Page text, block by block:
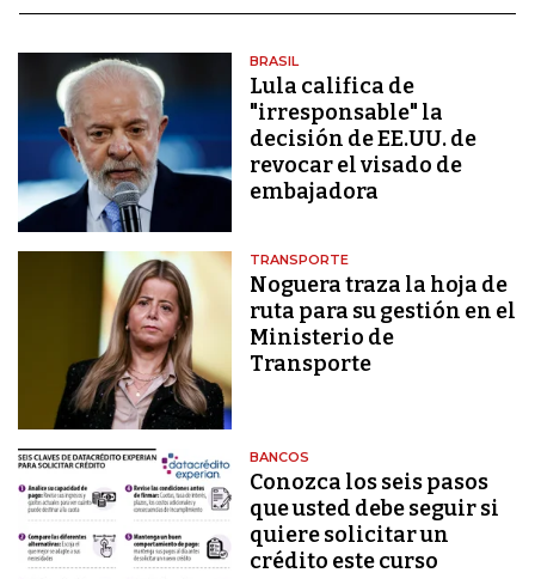
BRASIL
Lula califica de
"irresponsable" la
decisión de EE.UU. de
revocar el visado de
embajadora
TRANSPORTE
Noguera traza la hoja de
ruta para su gestión en el
Ministerio de
Transporte
BANCOS
Conozca los seis pasos
que usted debe seguir si
quiere solicitar un
crédito este curso